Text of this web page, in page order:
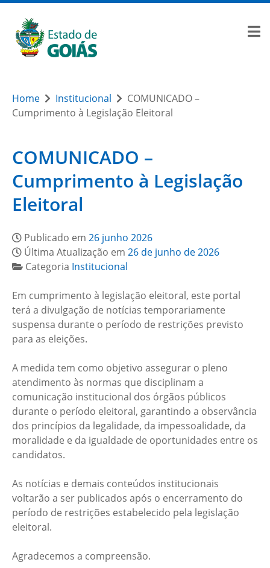
Home Institucional
COMUNICADO –
Cumprimento à Legislação Eleitoral
COMUNICADO –
Cumprimento à Legislação
Eleitoral
Publicado em 26 junho 2026
Última Atualização em 26 de junho de 2026
Categoria Institucional
Em cumprimento à legislação eleitoral, este portal
terá a divulgação de notícias temporariamente
suspensa durante o período de restrições previsto
para as eleições.
A medida tem como objetivo assegurar o pleno
atendimento às normas que disciplinam a
comunicação institucional dos órgãos públicos
durante o período eleitoral, garantindo a observância
dos princípios da legalidade, da impessoalidade, da
moralidade e da igualdade de oportunidades entre os
candidatos.
As notícias e demais conteúdos institucionais
voltarão a ser publicados após o encerramento do
período de restrições estabelecido pela legislação
eleitoral.
Agradecemos a compreensão.